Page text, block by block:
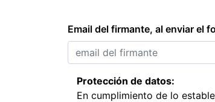
Email del firmante, al enviar el
Protección de datos:
En cumplimiento de lo